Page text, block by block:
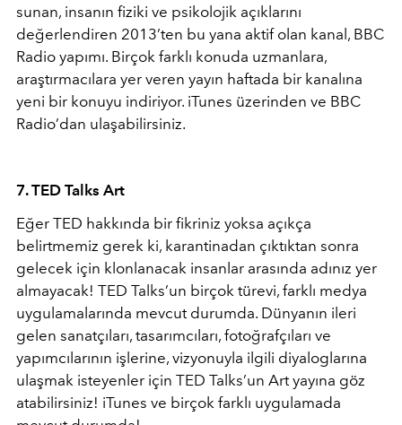
sunan, insanın fiziki ve psikolojik açıklarını
değerlendiren 2013’ten bu yana aktif olan kanal, BBC
Radio yapımı. Birçok farklı konuda uzmanlara,
araştırmacılara yer veren yayın haftada bir kanalına
yeni bir konuyu indiriyor. iTunes üzerinden ve BBC
Radio’dan ulaşabilirsiniz.
7. TED Talks Art
Eğer TED hakkında bir fikriniz yoksa açıkça
belirtmemiz gerek ki, karantinadan çıktıktan sonra
gelecek için klonlanacak insanlar arasında adınız yer
almayacak! TED Talks’un birçok türevi, farklı medya
uygulamalarında mevcut durumda. Dünyanın ileri
gelen sanatçıları, tasarımcıları, fotoğrafçıları ve
yapımcılarının işlerine, vizyonuyla ilgili diyaloglarına
ulaşmak isteyenler için TED Talks’un Art yayına göz
atabilirsiniz! iTunes ve birçok farklı uygulamada